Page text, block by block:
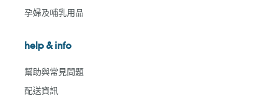
孕婦及哺乳用品
help & info
幫助與常見問題
配送資訊